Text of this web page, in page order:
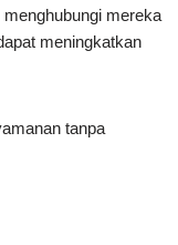
mereka
meningkatkan
tanpa